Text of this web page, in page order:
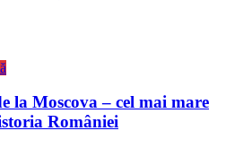
la Moscova – cel mai mare
României